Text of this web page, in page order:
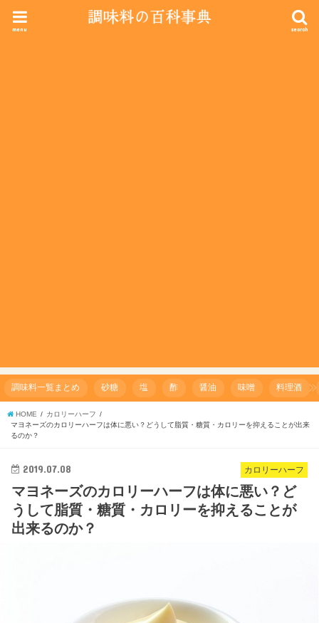
search
menu
調味料一覧まとめ 砂糖 塩 酢 醤油 味噌 料理酒
HOME
カロリーハーフ
マヨネーズのカロリーハーフは体に悪い？どうして脂質・糖質・カロリーを抑えることが出来
るのか？
カロリーハーフ
2019.07.08
マヨネーズのカロリーハーフは体に悪い？ど
うして脂質・糖質・カロリーを抑えることが
出来るのか？